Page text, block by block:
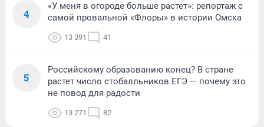
4
«У меня в огороде больше растет»: репортаж с
самой провальной «Флоры» в истории Омска
13 391 41
5
Российскому образованию конец? В стране
растет число стобалльников ЕГЭ — почему это
не повод для радости
13 271 82